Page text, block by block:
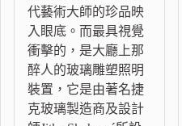
代藝術大師的珍品映
入眼底。而最具視覺
衝擊的，是大廳上那
醉人的玻璃雕塑照明
裝置，它是由著名捷
克玻璃製造商及設計